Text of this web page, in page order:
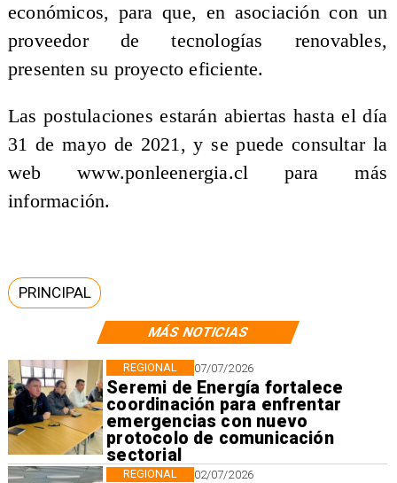
MÁS NOTICIAS
07/07/2026
Seremi de Energía fortalece
coordinación para enfrentar
emergencias con nuevo
protocolo de comunicación
sectorial
REGIONAL
02/07/2026
REGIONAL
económicos, para que, en asociación con un
proveedor de tecnologías renovables,
presenten su proyecto eficiente.
Las postulaciones estarán abiertas hasta el día
31 de mayo de 2021, y se puede consultar la
web www.ponleenergia.cl para más
información.
PRINCIPAL